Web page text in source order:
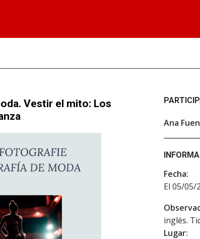
Vestir el mito: Los
Ana
Fecha:
El 05/05/
inglés.
Lugar: